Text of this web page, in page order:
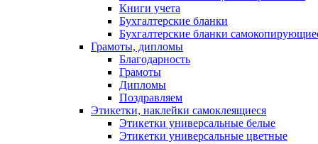
Книги учета
Бухгалтерские бланки
Бухгалтерские бланки
Грамоты, дипломы
Благодарность
Грамоты
Дипломы
Поздравляем
Этикетки, наклейки самоклеящиеся
Этикетки универсальные белые
Этикетки универсальные цветные